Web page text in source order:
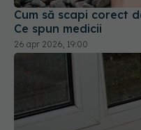
26 apr 2026, 19:00